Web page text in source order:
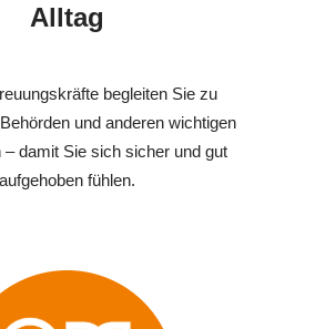
Alltag
begleiten Sie zu
und anderen wichtigen
– damit Sie sich sicher und gut
aufgehoben fühlen.